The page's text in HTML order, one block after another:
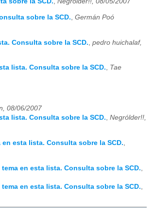
sobre la SCD., Germán Poó
Consulta sobre la SCD. pedro huichalaf,
lista. Consulta sobre la SCD., Tae
08/06/2007
lista. Consulta sobre la SCD., Negrólder!!,
esta lista. Consulta sobre la SCD.,
en esta lista. Consulta sobre la SCD.
en esta lista. Consulta sobre la SCD.